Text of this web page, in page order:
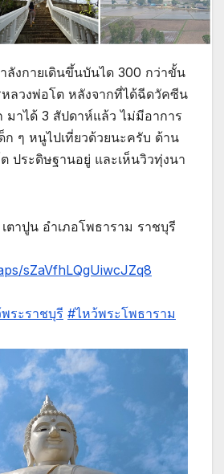
ลังกายเดินขึ้นบันได 300 กว่าขั้น
ลวงพ่อโต หลังจากที่ได้ฉีดวัคซีน
มาได้ 3 สัปดาห์แล้ว ไม่มีอาการ
ก ๆ หนูไปเที่ยวด้วยนะครับ ด้าน
ประดิษฐานอยู่ และเห็นวิวทุ่งนา
ตาปูน อำเภอโพธาราม ราชบุรี
sZaVfhLQgUiwcJZq8
ระราชบุรี #ไหว้พระโพธาราม